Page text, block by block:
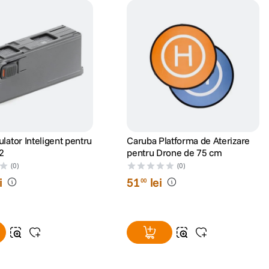
Inteligent pentru
(0)
Caruba Platforma de Aterizare
pentru Drone de 75 cm
(0)
5100 lei